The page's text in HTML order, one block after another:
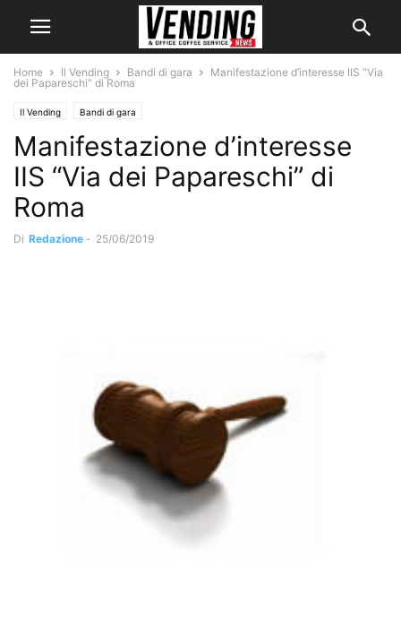
Home Il Vending Bandi di gara
Manifestazione d’interesse IIS “Via
dei Papareschi” di Roma
Il Vending Bandi di gara
Manifestazione d’interesse
IIS “Via dei Papareschi” di
Roma
Di Redazione - 25/06/2019